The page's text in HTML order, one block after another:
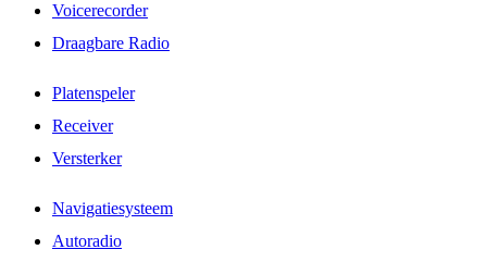
Voicerecorder
Draagbare Radio
Platenspeler
Receiver
Versterker
Navigatiesysteem
Autoradio